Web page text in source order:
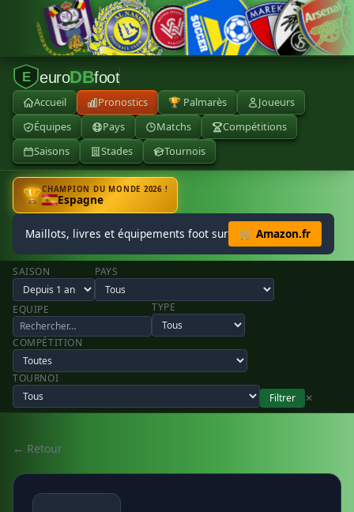
E euroDBfoot
Accueil Pronostics 🏆 Palmarès
Joueurs
Équipes
Pays Matchs
Compétitions
Saisons
Stades Tournois
🏆CHAMPION DU MONDE 2026 !
Espagne
Maillots, livres et équipements foot sur 🛒 Amazon.fr
SAISON PAYS
EQUIPE TYPE
COMPÉTITION
TOURNOI
Filtrer
✕
← Retour